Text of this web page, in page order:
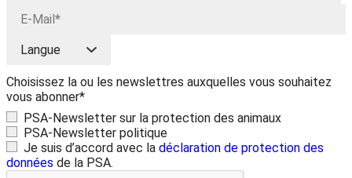
Choisissez la ou les newslettres auxquelles vous souhaitez
vous abonner*
PSA-Newsletter sur la protection des animaux
PSA-Newsletter politique
Je suis d’accord avec la déclaration de protection des
données de la PSA.